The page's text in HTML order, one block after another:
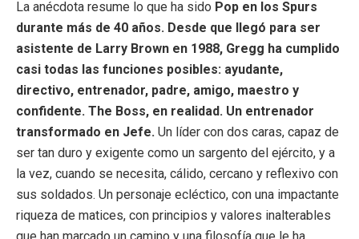
La anécdota resume lo que ha sido Pop en los Spurs
durante más de 40 años. Desde que llegó para ser
asistente de Larry Brown en 1988, Gregg ha cumplido
casi todas las funciones posibles: ayudante,
directivo, entrenador, padre, amigo, maestro y
confidente. The Boss, en realidad. Un entrenador
transformado en Jefe. Un líder con dos caras, capaz de
ser tan duro y exigente como un sargento del ejército, y a
la vez, cuando se necesita, cálido, cercano y reflexivo con
sus soldados. Un personaje ecléctico, con una impactante
riqueza de matices, con principios y valores inalterables